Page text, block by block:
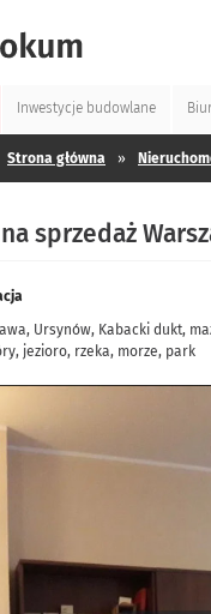
Inwestycje budowlane
Strona główna »
sprzedaż
, Ursynów, Kabacki dukt,
jezioro, rzeka, morze, park